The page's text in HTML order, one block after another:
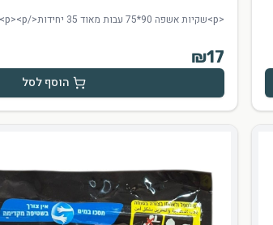
<p>שקיות אשפה 90*75 עבות מאוד 35 יחידות</p><p>משקל - 1.800 קילו</p>
₪17
הוסף לסל